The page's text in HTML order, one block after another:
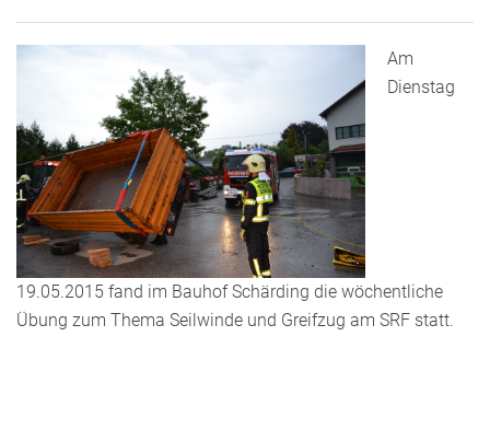
Am
Dienstag
19.05.2015 fand im Bauhof Schärding die wöchentliche
Übung zum Thema Seilwinde und Greifzug am SRF statt.